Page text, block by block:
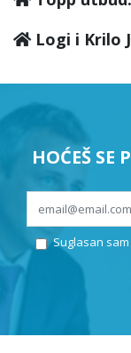
Logi i Krilo
HOĆEŠ SE
Suglasan